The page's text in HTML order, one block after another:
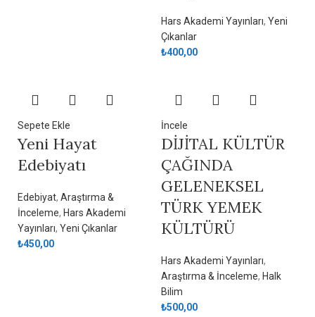
Hars Akademi Yayınları, Yeni
Çıkanlar
₺400,00
Sepete Ekle
Yeni Hayat
Edebiyatı
Edebiyat, Araştırma &
İnceleme, Hars Akademi
Yayınları, Yeni Çıkanlar
₺450,00
İncele
DİJİTAL KÜLTÜR
ÇAĞINDA
GELENEKSEL
TÜRK YEMEK
KÜLTÜRÜ
Hars Akademi Yayınları,
Araştırma & İnceleme, Halk
Bilim
₺500,00